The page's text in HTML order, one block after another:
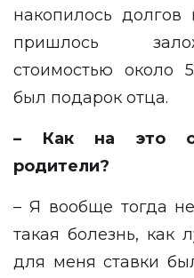
накопилось
пришлось
стоимостью около
был подарок отца.
– Как на это
родители?
– Я вообще тогда
такая болезнь, как
для меня ставки